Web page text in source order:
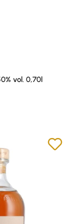
vol. 0,70l